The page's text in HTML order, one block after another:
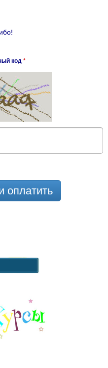
код *
оплатить